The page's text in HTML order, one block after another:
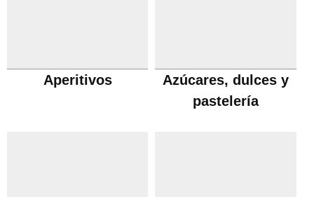
Aperitivos
Azúcares, dulces y
pastelería